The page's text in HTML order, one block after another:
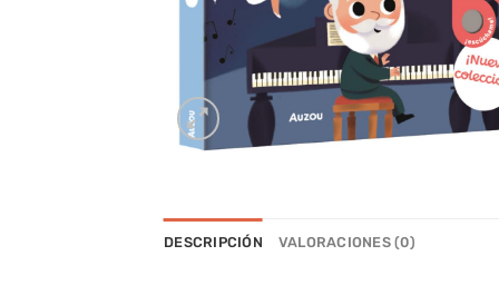
DESCRIPCIÓN VALORACIONES (0)